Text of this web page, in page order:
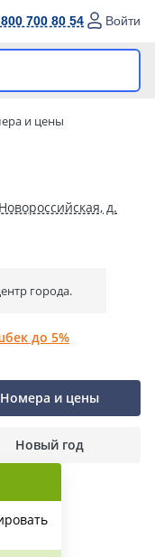
700 80 54 Войти
и цены
д.
города.
до 5%
Номера и цены
Новый год